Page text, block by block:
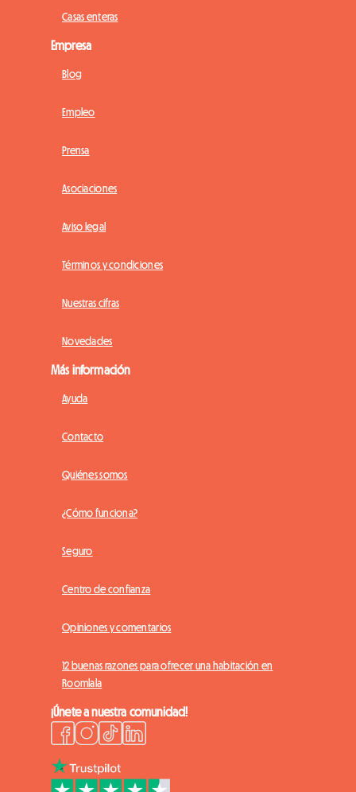
Casas enteras
Empresa
Blog
Empleo
Prensa
Asociaciones
Aviso legal
Términos y condiciones
Nuestras cifras
Novedades
Más información
Ayuda
Contacto
Quiénes somos
¿Cómo funciona?
Seguro
Centro de confianza
Opiniones y comentarios
12 buenas razones para ofrecer una habitación en
Roomlala
¡Únete a nuestra comunidad!